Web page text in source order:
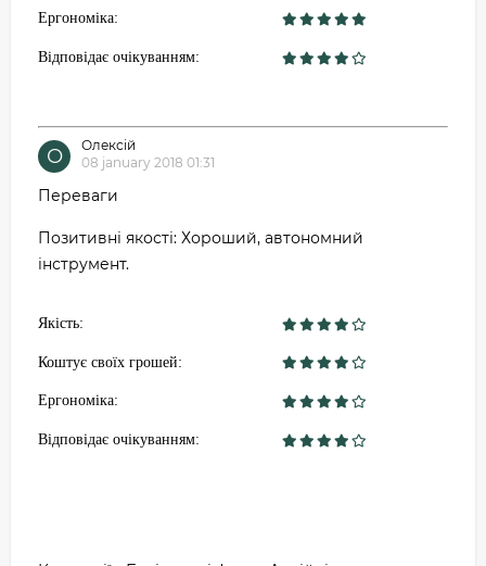
Ергономіка:
Відповідає очікуванням:
О
Олексій
08 january 2018 01:31
Переваги
Позитивні якості: Хороший, автономний
інструмент.
Якість:
Коштує своїх грошей:
Ергономіка:
Відповідає очікуванням: